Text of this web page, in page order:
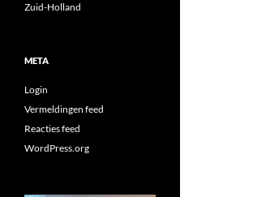
Zuid-Holland
META
Login
Vermeldingen feed
Reacties feed
WordPress.org